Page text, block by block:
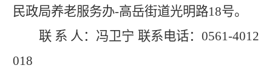
民政局养老服务办-高岳街道光明路18号。
联 系 人： 冯卫宁 联系电话：0561-4012
018